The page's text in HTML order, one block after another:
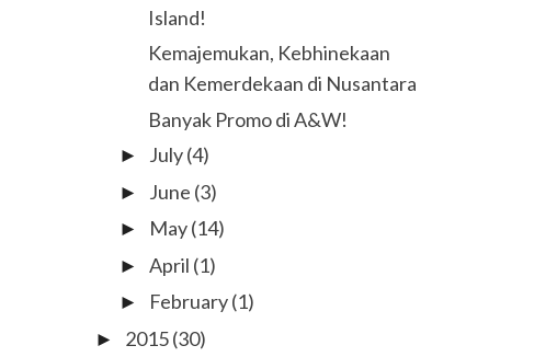
Island!
Kemajemukan, Kebhinekaan
dan Kemerdekaan di Nusantara
Banyak Promo di A&W!
► July (4)
► June (3)
► May (14)
► April (1)
► February (1)
► 2015(30)